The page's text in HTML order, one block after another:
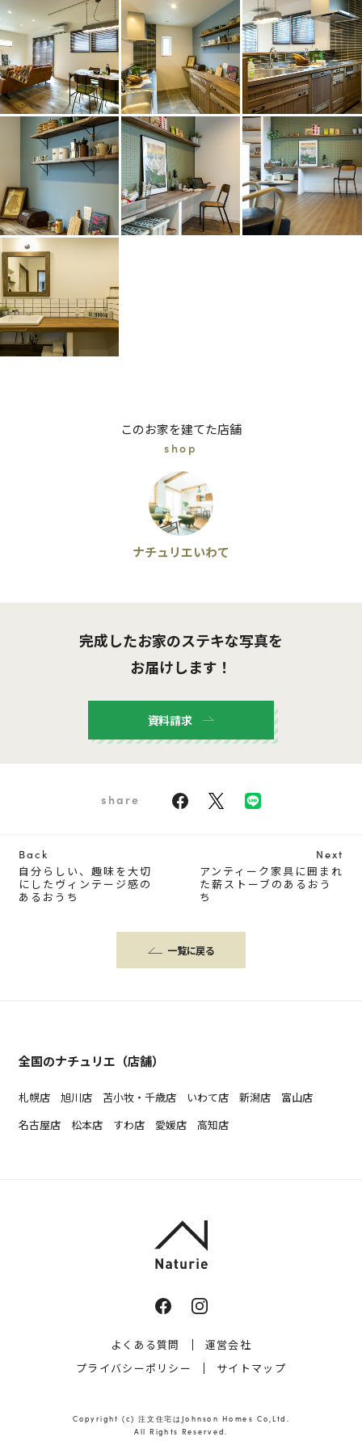
このお家を建てた店舗
shop
ナチュリエいわて
完成したお家のステキな写真を
お届けします！
資料請求
share
Back
自分らしい、趣味を大切
にしたヴィンテージ感の
あるおうち
一覧に戻る
Next
アンティーク家具に囲まれ
た薪ストーブのあるおう
ち
全国のナチュリエ（店舗）
札幌店 旭川店 苫小牧・千歳店 いわて店 新潟店
富山店
名古屋店
松本店 すわ店 愛媛店 高知店
よくある質問
運営会社
プライバシーポリシー
サイトマップ
Copyright (c) 注文住宅はJohnson Homes Co,Ltd.
All Rights Reserved.